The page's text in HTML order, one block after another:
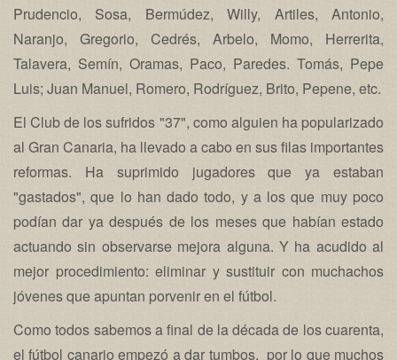
Prudencio, Sosa, Bermúdez, Willy, Artiles, Antonio,
Naranjo, Gregorio, Cedrés, Arbelo, Momo, Herrerita,
Talavera, Semín, Oramas, Paco, Paredes. Tomás, Pepe
Luis; Juan Manuel, Romero, Rodríguez, Brito, Pepene, etc.
El Club de los sufridos "37", como alguien ha popularizado
al Gran Canaria, ha llevado a cabo en sus filas importantes
reformas. Ha suprimido jugadores que ya estaban
"gastados", que lo han dado todo, y a los que muy poco
podían dar ya después de los meses que habían estado
actuando sin observarse mejora alguna. Y ha acudido al
mejor procedimiento: eliminar y sustituir con muchachos
jóvenes que apuntan porvenir en el fútbol.
Como todos sabemos a final de la década de los cuarenta,
el fútbol canario empezó a dar tumbos, por lo que muchos